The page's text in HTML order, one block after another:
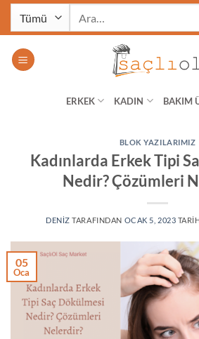
İçeriğe
ERKEK KADIN BAKIM
BLOK YAZILARIMIZ
Kadınlarda Erkek Tipi
Nedir? Çözümleri
DENIZ TARAFINDAN OCAK 5, 2023
05
Oca